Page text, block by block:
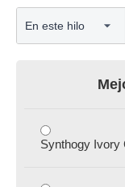
Synthogy Ivory